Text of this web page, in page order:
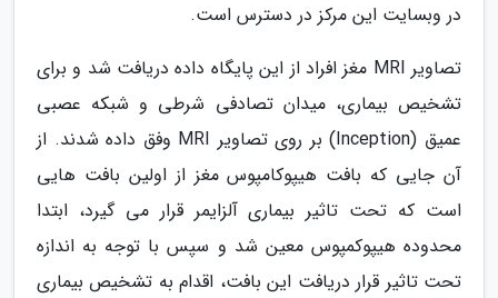
در وبسایت این مرکز در دسترس است.
تصاویر MRI مغز افراد از این پایگاه داده دریافت شد و برای
تشخیص بیماری، میدان تصادفی شرطی و شبکه عصبی
عمیق (Inception) بر روی تصاویر MRI وفق داده شدند. از
آن جایی که بافت هیپوکامپوس مغز از اولین بافت هایی
است که تحت تاثیر بیماری آلزایمر قرار می گیرد، ابتدا
محدوده هیپوکمپوس معین شد و سپس با توجه به اندازه
تحت تاثیر قرار دریافت این بافت، اقدام به تشخیص بیماری